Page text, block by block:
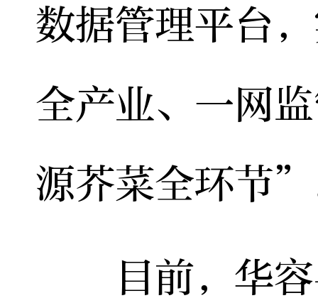
数据管理平台
全产业、一网
源芥菜全环节
目前，华容